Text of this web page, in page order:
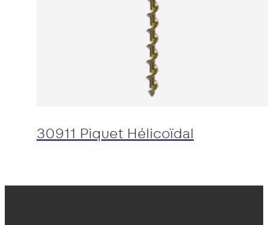
30911 Piquet Hélicoïdal